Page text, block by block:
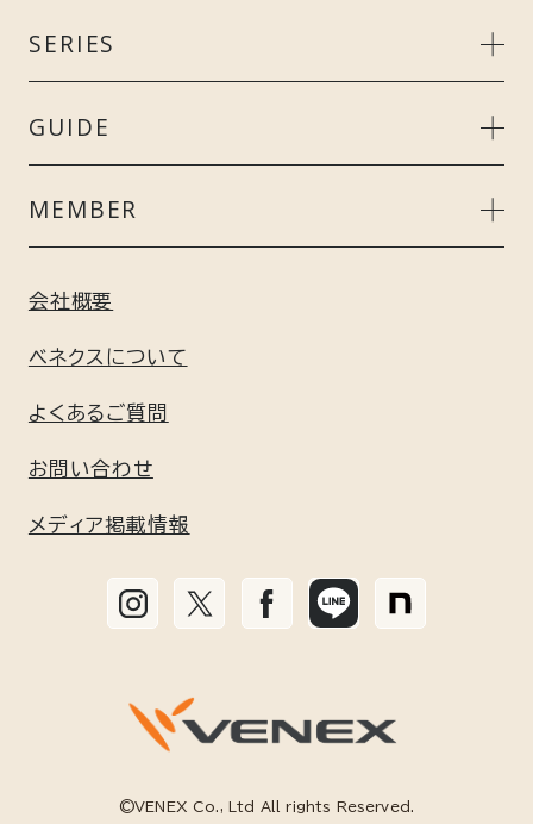
MEN’S
ACCESSORY
GEL / BATH
SERIES
リカバリークール＋
リフレッシュ
リチャージ＋
リカバリーパジャマ
リカバリージャージ
GUIDE
ご利用ガイド
ギフト包装について
利用規約
お手入れ方法と無料修理サービス
MEMBER
新規会員登録はこちら
会社概要
ベネクスについて
よくあるご質問
お問い合わせ
メディア掲載情報
©VENEX Co., Ltd All rights Reserved.